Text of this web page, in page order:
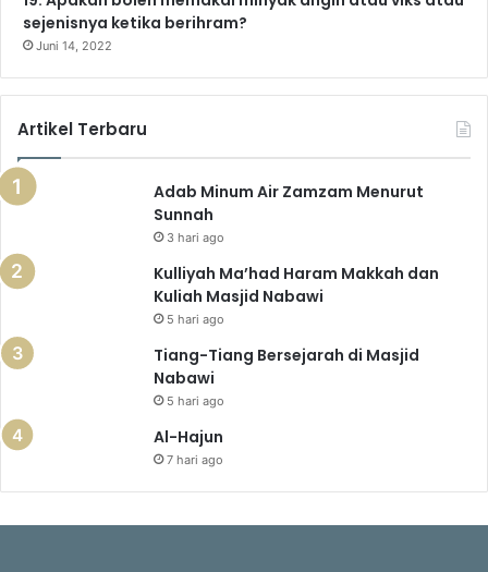
sejenisnya ketika berihram?
Juni 14, 2022
Artikel Terbaru
Adab Minum Air Zamzam Menurut
Sunnah
3 hari ago
Kulliyah Ma’had Haram Makkah dan
Kuliah Masjid Nabawi
5 hari ago
Tiang-Tiang Bersejarah di Masjid
Nabawi
5 hari ago
Al-Hajun
7 hari ago